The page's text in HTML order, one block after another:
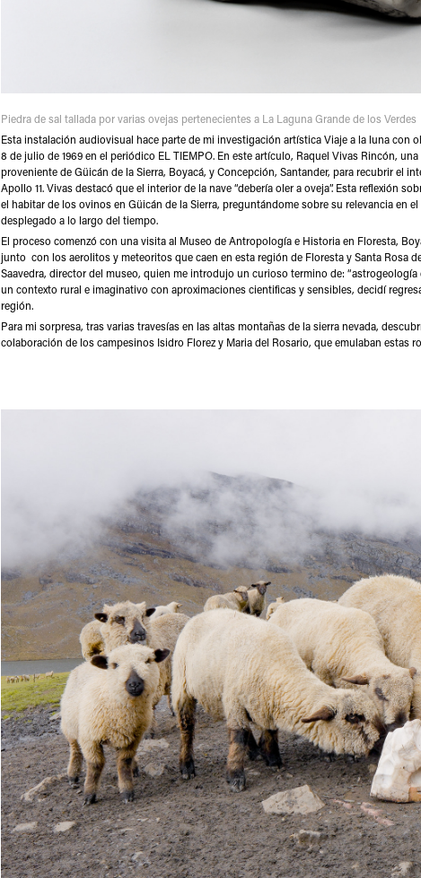
Piedra de sal tallada por varias ovejas pertenecientes a La Laguna Grande de los
Esta instalación audiovisual hace parte de mi investigación artística Viaje a la luna con
8 de julio de 1969 en el periódico EL TIEMPO. En este artículo, Raquel Vivas Rincón,
proveniente de Güicán de la Sierra, Boyacá, y Concepción, Santander, para recubrir el
Apollo 11. Vivas destacó que el interior de la nave “debería oler a oveja”. Esta reflexión
el habitar de los ovinos en Güicán de la Sierra, preguntándome sobre su relevancia en
desplegado a lo largo del tiempo.
El proceso comenzó con una visita al Museo de Antropología e Historia en Floresta,
junto con los aerolitos y meteoritos que caen en esta región de Floresta y Santa Rosa
Saavedra, director del museo, quien me introdujo un curioso termino de:
un contexto rural e imaginativo con aproximaciones cientificas y sensibles, decidí
región.
Para mi sorpresa, tras varias travesías en las altas montañas de la sierra nevada,
colaboración de los campesinos Isidro Florez y Maria del Rosario, que emulaban estas